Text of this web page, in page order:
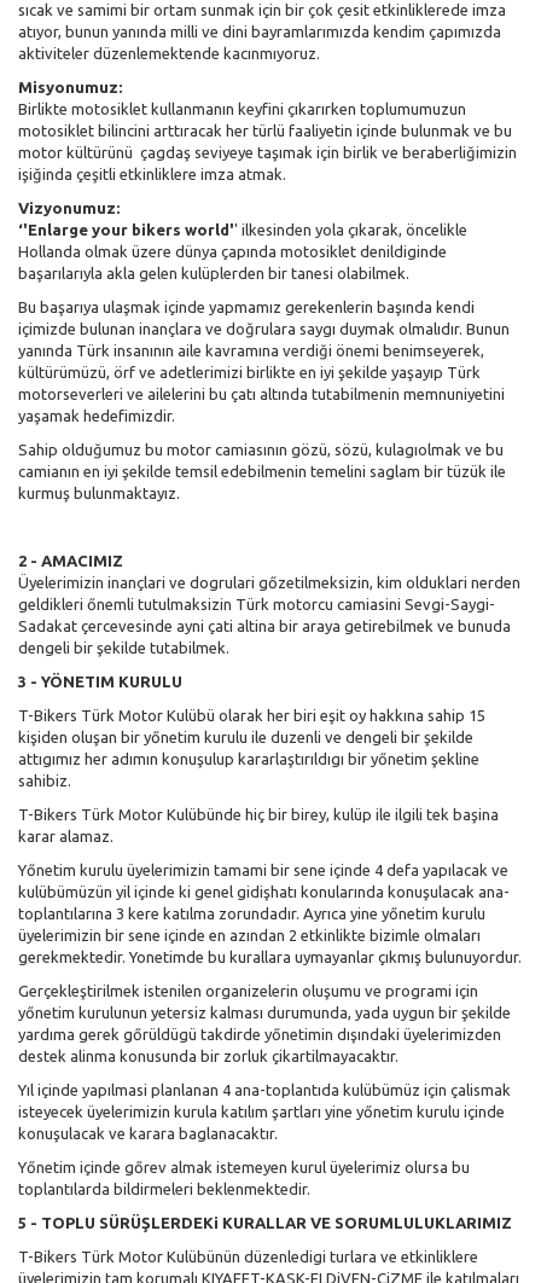
sıcak ve samimi bir ortam sunmak için bir çok çesit etkinliklerede imza
atıyor, bunun yanında milli ve dini bayramlarımızda kendim çapımızda
aktiviteler düzenlemektende kacınmıyoruz.
Misyonumuz:
Birlikte motosiklet kullanmanın keyfini çıkarırken toplumumuzun
motosiklet bilincini arttıracak her türlü faaliyetin içinde bulunmak ve bu
motor kültürünü çagdaş seviyeye taşımak için birlik ve beraberliğimizin
işiğinda çeşitli etkinliklere imza atmak.
Vizyonumuz:
‘'Enlarge your bikers world'' ilkesinden yola çıkarak, öncelikle
Hollanda olmak üzere dünya çapında motosiklet denildiginde
başarılarıyla akla gelen kulüplerden bir tanesi olabilmek.
Bu başarıya ulaşmak içinde yapmamız gerekenlerin başında kendi
içimizde bulunan inançlara ve doğrulara saygı duymak olmalıdır. Bunun
yanında Türk insanının aile kavramına verdiği önemi benimseyerek,
kültürümüzü, örf ve adetlerimizi birlikte en iyi şekilde yaşayıp Türk
motorseverleri ve ailelerini bu çatı altında tutabilmenin memnuniyetini
yaşamak hedefimizdir.
Sahip olduğumuz bu motor camiasının gözü, sözü, kulagıolmak ve bu
camianın en iyi şekilde temsil edebilmenin temelini saglam bir tüzük ile
kurmuş bulunmaktayız.
2 - AMACIMIZ
Üyelerimizin inançlari ve dogrulari gőzetilmeksizin, kim olduklari nerden
geldikleri őnemli tutulmaksizin Türk motorcu camiasini Sevgi-Saygi-
Sadakat çercevesinde ayni çati altina bir araya getirebilmek ve bunuda
dengeli bir şekilde tutabilmek.
3 - YÖNETIM KURULU
T-Bikers Türk Motor Kulübü olarak her biri eşit oy hakkına sahip 15
kişiden oluşan bir yőnetim kurulu ile duzenli ve dengeli bir şekilde
attıgımız her adımın konuşulup kararlaştırıldıgı bir yőnetim şekline
sahibiz.
T-Bikers Türk Motor Kulübünde hiç bir birey, kulüp ile ilgili tek başina
karar alamaz.
Yőnetim kurulu üyelerimizin tamami bir sene içinde 4 defa yapılacak ve
kulübümüzün yil içinde ki genel gidişhatı konularında konuşulacak ana-
toplantılarına 3 kere katılma zorundadır. Ayrıca yine yőnetim kurulu
üyelerimizin bir sene içinde en azından 2 etkinlikte bizimle olmaları
gerekmektedir. Yonetimde bu kurallara uymayanlar çıkmış bulunuyordur.
Gerçekleştirilmek istenilen organizelerin oluşumu ve programi için
yőnetim kurulunun yetersiz kalması durumunda, yada uygun bir şekilde
yardıma gerek gőrüldügü takdirde yőnetimin dışındaki üyelerimizden
destek alinma konusunda bir zorluk çikartilmayacaktır.
Yıl içinde yapılmasi planlanan 4 ana-toplantıda kulübümüz için çalismak
isteyecek üyelerimizin kurula katılım şartları yine yőnetim kurulu içinde
konuşulacak ve karara baglanacaktır.
Yőnetim içinde gőrev almak istemeyen kurul üyelerimiz olursa bu
toplantılarda bildirmeleri beklenmektedir.
5 - TOPLU SÜRÜŞLERDEKi KURALLAR VE SORUMLULUKLARIMIZ
T-Bikers Türk Motor Kulübünün düzenledigi turlara ve etkinliklere
üyelerimizin tam korumalı KIYAFET-KASK-ELDiVEN-CiZME ile katılmaları